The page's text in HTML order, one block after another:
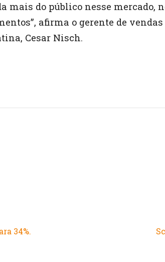
mais do público nesse mercado,
afirma o gerente de
Cesar Nisch.
34%.